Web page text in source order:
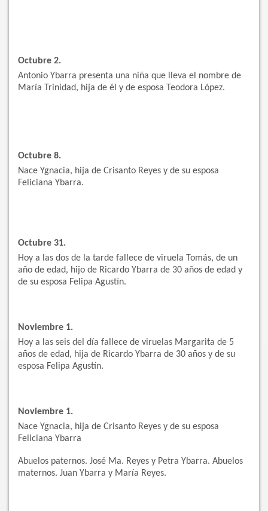
Octubre 2.
Antonio Ybarra presenta una niña que lleva el nombre de
María Trinidad, hija de él y de esposa Teodora López.
Octubre 8.
Nace Ygnacia, hija de Crisanto Reyes y de su esposa
Feliciana Ybarra.
Octubre 31.
Hoy a las dos de la tarde fallece de viruela Tomás, de un
año de edad, hijo de Ricardo Ybarra de 30 años de edad y
de su esposa Felipa Agustín.
Noviembre 1.
Hoy a las seis del día fallece de viruelas Margarita de 5
años de edad, hija de Ricardo Ybarra de 30 años y de su
esposa Felipa Agustín.
Noviembre 1.
Nace Ygnacia, hija de Crisanto Reyes y de su esposa
Feliciana Ybarra
Abuelos paternos. José Ma. Reyes y Petra Ybarra. Abuelos
maternos. Juan Ybarra y María Reyes.